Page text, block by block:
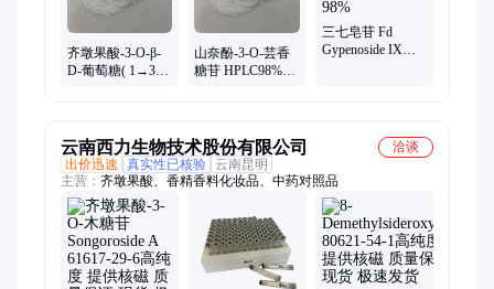
齐墩果酸-3-O-β-
D-葡萄糖( 1→3)-
山奈酚-3-O-芸香
糖苷 HPLC98%
三七皂苷 Fd
Gypenoside IX
云南西力生物技术股份有限公司
洽谈
出价迅速
真实性已核验 云南昆明
主营： 齐墩果酸、香精香料化妆品、中药对照品